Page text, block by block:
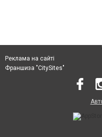
Реклама на сайті
Франшиза "CitySites"